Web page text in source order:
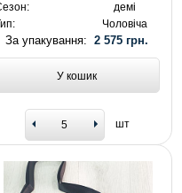
демі
Чоловіча
За упакування:2 575 грн.
У кошик
шт